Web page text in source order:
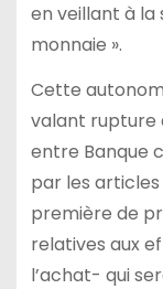
en veillant à
monnaie ».
Cette
valant rupture
entre Banque
par les
première de
relatives aux
l’achat- qui